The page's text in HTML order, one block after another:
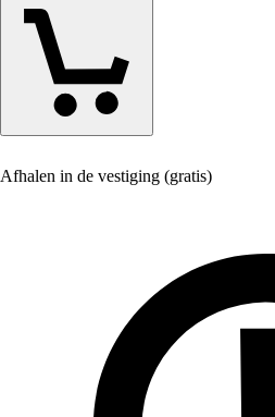
Afhalen in de vestiging (gratis)